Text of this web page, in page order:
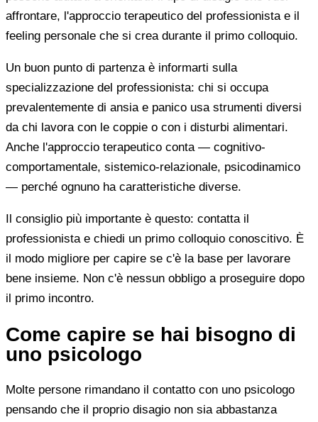
affrontare, l'approccio terapeutico del professionista e il
feeling personale che si crea durante il primo colloquio.
Un buon punto di partenza è informarti sulla
specializzazione del professionista: chi si occupa
prevalentemente di ansia e panico usa strumenti diversi
da chi lavora con le coppie o con i disturbi alimentari.
Anche l'approccio terapeutico conta — cognitivo-
comportamentale, sistemico-relazionale, psicodinamico
— perché ognuno ha caratteristiche diverse.
Il consiglio più importante è questo: contatta il
professionista e chiedi un primo colloquio conoscitivo. È
il modo migliore per capire se c'è la base per lavorare
bene insieme. Non c'è nessun obbligo a proseguire dopo
il primo incontro.
Come capire se hai bisogno di
uno psicologo
Molte persone rimandano il contatto con uno psicologo
pensando che il proprio disagio non sia abbastanza